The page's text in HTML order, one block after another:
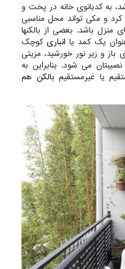
به کدبانوی خانه در پخت و
و مکی تواند محل مناسبی
باشد. بعضی از بالکنها
یک کمد یا انباری کوچک
و زیر نور خورشید، مزیتی
نصیبتان می شود. بنابراین به
یا غیرمستقیم بالکن هم